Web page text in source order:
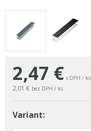
2,47 € s DPH / ks
2,01 € bez DPH / ks
Variant: